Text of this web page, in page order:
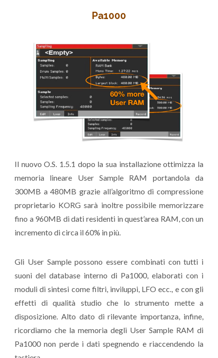
Pa1000
Il nuovo O.S. 1.5.1 dopo la sua installazione ottimizza la
memoria lineare User Sample RAM portandola da
300MB a 480MB grazie all’algoritmo di compressione
proprietario KORG sarà inoltre possibile memorizzare
fino a 960MB di dati residenti in quest’area RAM, con un
incremento di circa il 60% in più.
Gli User Sample possono essere combinati con tutti i
suoni del database interno di Pa1000, elaborati con i
moduli di sintesi come filtri, inviluppi, LFO ecc., e con gli
effetti di qualità studio che lo strumento mette a
disposizione. Alto dato di rilevante importanza, infine,
ricordiamo che la memoria degli User Sample RAM di
Pa1000 non perde i dati spegnendo e riaccendendo la